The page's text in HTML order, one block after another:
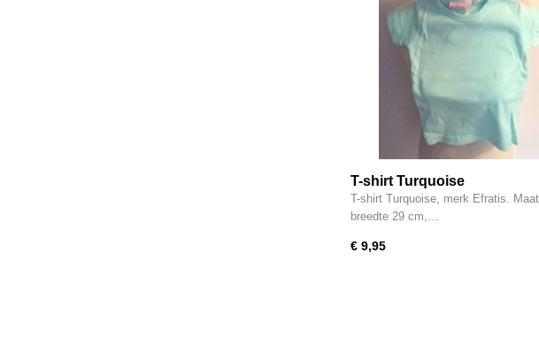
T-shirt Turquoise
T-shirt Turquoise, merk Efratis.
breedte 29 cm,…
€ 9,95